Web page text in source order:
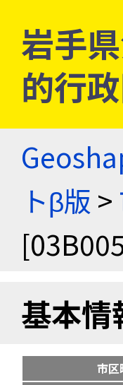
岩手
的行
トβ版 >
基本情
市区